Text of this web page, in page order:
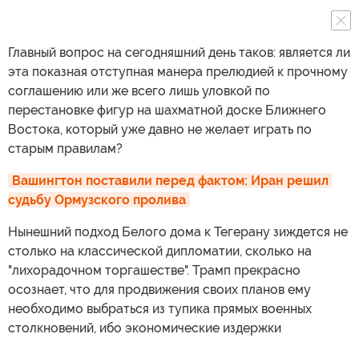
Главный вопрос на сегодняшний день таков: является ли
эта показная отступная манера прелюдией к прочному
соглашению или же всего лишь уловкой по
перестановке фигур на шахматной доске Ближнего
Востока, который уже давно не желает играть по
старым правилам?
Вашингтон поставили перед фактом: Иран решил
судьбу Ормузского пролива
Нынешний подход Белого дома к Тегерану зиждется не
столько на классической дипломатии, сколько на
"лихорадочном торгашестве". Трамп прекрасно
осознает, что для продвижения своих планов ему
необходимо выбраться из тупика прямых военных
столкновений, ибо экономические издержки